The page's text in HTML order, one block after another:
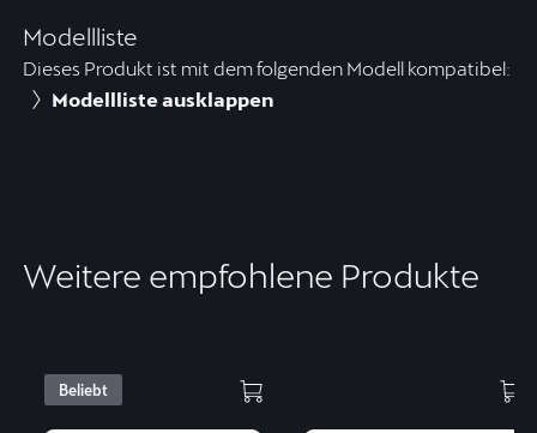
Modellliste
Dieses Produkt ist mit dem folgenden Modell kompatibel:
Modellliste ausklappen
Weitere empfohlene Produkte
Beliebt